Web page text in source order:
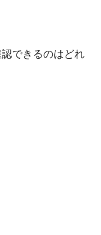
できるのはどれ